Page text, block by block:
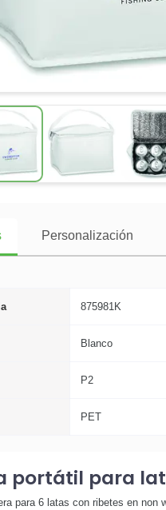
Personalización
875981K
Blanco
P2
PET
portátil para
para 6 latas con ribetes en